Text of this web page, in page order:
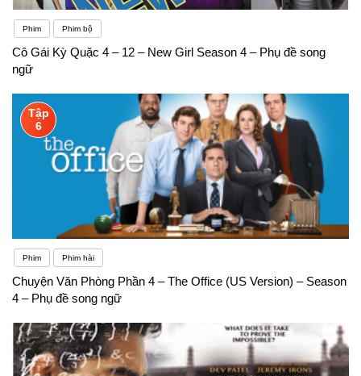
Phim Phim bộ
Cô Gái Kỳ Quặc 4 – 12 – New Girl Season 4 – Phụ đề song
ngữ
Tập
6
Phim Phim hài
Chuyện Văn Phòng Phần 4 – The Office (US Version) – Season
4 – Phụ đề song ngữ